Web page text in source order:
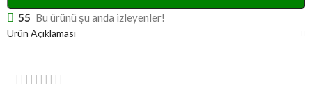
55 Bu ürünü şu anda izleyenler!
Ürün Açıklaması